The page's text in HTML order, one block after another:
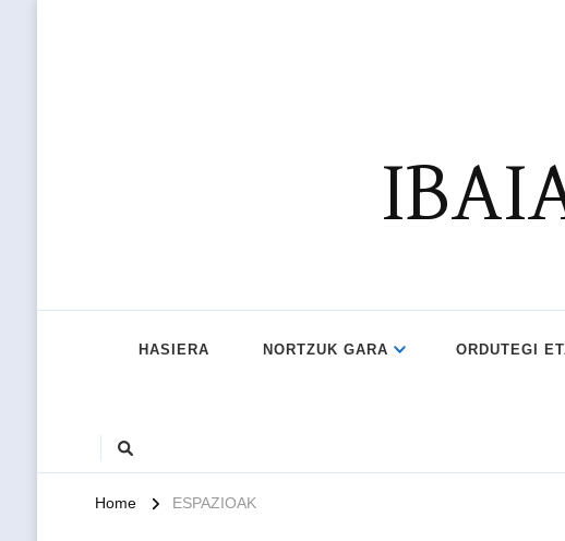
HASIERA NORTZUK GARA ORDUTEGI
Home ESPAZIOAK